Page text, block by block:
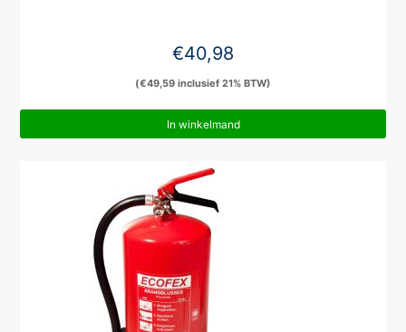
€40,98
(€49,59 inclusief 21% BTW)
In winkelmand